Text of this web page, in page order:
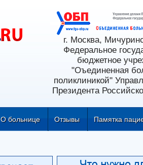
г. Москва,
Федеральное
бюджетное
"Оъединенная
поликлиникой"
Президента
О больнице Отзывы Памятка